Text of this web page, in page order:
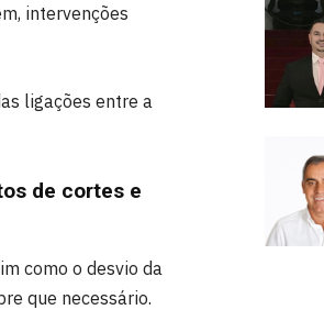
intervenções
ligações entre a
de cortes e
como o desvio da
que necessário.